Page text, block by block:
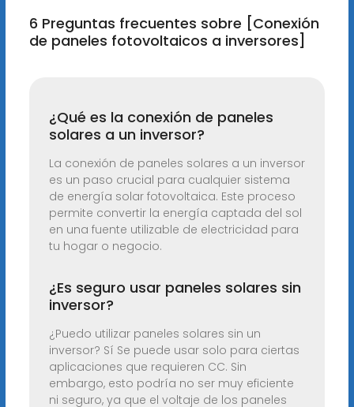
6 Preguntas frecuentes sobre [Conexión
de paneles fotovoltaicos a inversores]
¿Qué es la conexión de paneles
solares a un inversor?
La conexión de paneles solares a un inversor
es un paso crucial para cualquier sistema
de energía solar fotovoltaica. Este proceso
permite convertir la energía captada del sol
en una fuente utilizable de electricidad para
tu hogar o negocio.
¿Es seguro usar paneles solares sin
inversor?
¿Puedo utilizar paneles solares sin un
inversor? Sí Se puede usar solo para ciertas
aplicaciones que requieren CC. Sin
embargo, esto podría no ser muy eficiente
ni seguro, ya que el voltaje de los paneles